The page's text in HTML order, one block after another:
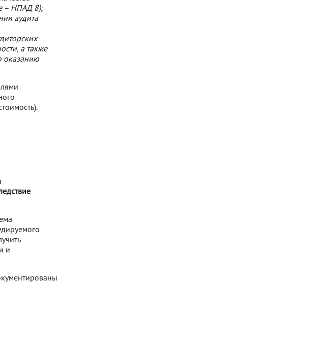
– НПАД 8);
аудита
а также
оказанию
и